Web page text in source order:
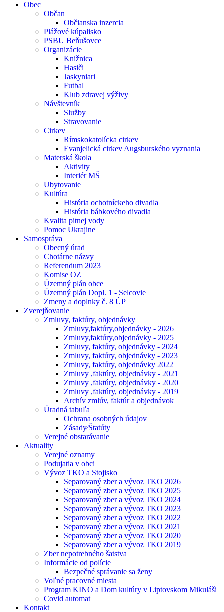
Obec
Občan
Občianska inzercia
Plážové kúpalisko
PSBU Beňušovce
Organizácie
Knižnica
Hasiči
Jaskyniari
Futbal
Klub zdravej výživy
Návštevník
Služby
Stravovanie
Cirkev
Rímskokatolícka cirkev
Evanjelická cirkev Augsburského vyznania
Materská škola
Aktivity
Interiér MŠ
Ubytovanie
Kultúra
História ochotníckeho divadla
História bábkového divadla
Kvalita pitnej vody
Pomoc Ukrajine
Samospráva
Obecný úrad
Chotárne názvy
Referendum 2023
Komise OZ
Územný plán obce
Územný plán Dopl. 1 - Selcovie
Zmeny a doplnky č. 8 ÚP
Zverejňovanie
Zmluvy, faktúry, objednávky
Zmluvy,faktúry,objednávky - 2026
Zmluvy,faktúry,objednávky - 2025
Zmluvy, faktúry, objednávky - 2024
Zmluvy, faktúry, objednávky - 2023
Zmluvy, faktúry, objednávky 2022
Zmluvy ,faktúry, objednávky - 2021
Zmluvy ,faktúry, objednávky - 2020
Zmluvy ,faktúry, objednávky - 2019
Archív zmlúv, faktúr a objednávok
Úradná tabuľa
Ochrana osobných údajov
Zásady⁄Štatúty
Verejné obstarávanie
Aktuality
Verejné oznamy
Podujatia v obci
Vývoz TKO a Stojisko
Separovaný zber a vývoz TKO 2026
Separovaný zber a vývoz TKO 2025
Separovaný zber a vývoz TKO 2024
Separovaný zber a vývoz TKO 2023
Separovaný zber a vývoz TKO 2022
Separovaný zber a vývoz TKO 2021
Separovaný zber a vývoz TKO 2020
Separovaný zber a vývoz TKO 2019
Zber nepotrebného šatstva
Informácie od polície
Bezpečné správanie sa ženy
Voľné pracovné miesta
Program KINO a Dom kultúry v Liptovskom Mikuláši
Covid automat
Kontakt